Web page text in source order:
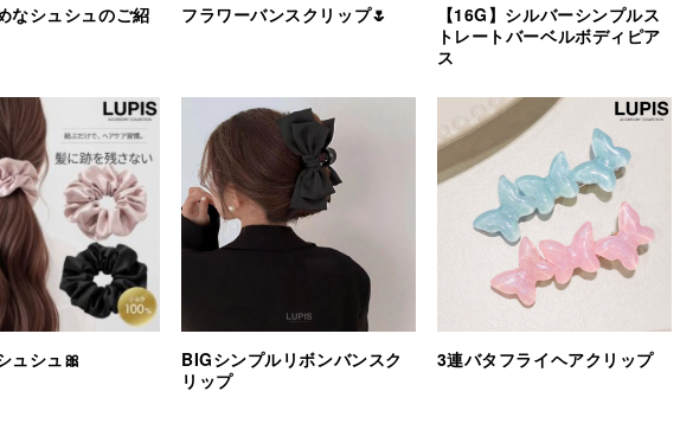
なシュシュのご紹
フラワーバンスクリップ🌷
【16G】シルバーシンプルス
トレートバーベルボディピア
ス
ュシュ🎀
BIGシンプルリボンバンスク
リップ
3連バタフライヘアクリップ